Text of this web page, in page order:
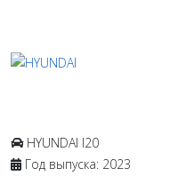
HYUNDAI I20
Год выпуска: 2023